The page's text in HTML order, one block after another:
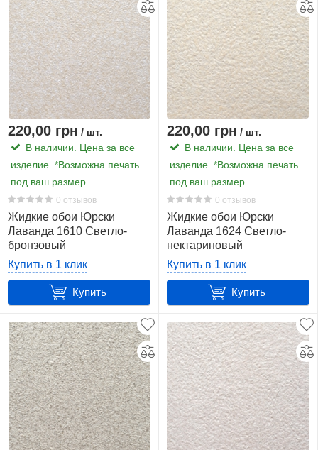
обоев
Жидкие обои Силк Пластер Вест бежевый (931)
Технические особенности товара
Вы можете купить жидкие обои бежевого цвета в сухом
виде, а после разбавления по инструкции использовать
по назначению. Шелковые и целлюлозные волокна
обеспечат качество и натуральность продукции. Срок
годности - 8-10 лет.
Доставка по всей Украине. К примеру, если вам нужно
найти отделение новой почты в Харькове вы можете
воспользоваться сайтомНовой Почты.
белый
1
бронзовый
2
серый
Состав
Показать
хлопок
целлюлоза
14
шелк
16
Жидкие
обои
220,00 грн / шт.
В наличии. Цена за все
изделие. *Возможна печать
под ваш размер
0 отзывов
Жидкие обои Юрски
Лаванда 1610 Светло-
бронзовый
Купить в 1 клик
Купить
220,00 грн / шт.
В наличии. Цена за все
изделие. *Возможна печать
под ваш размер
0 отзывов
Жидкие обои Юрски
Лаванда 1624 Светло-
нектариновый
Купить в 1 клик
Купить